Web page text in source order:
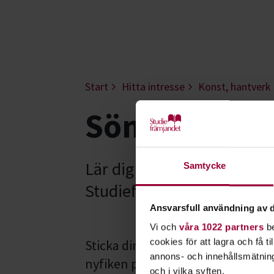
Samtycke
Ansvarsfull användning av
Vi och våra 1022 partners
cookies för att lagra och få
annons- och
och i vilka syften.
Start Hitta intresse Konst,
Sömnad -
Lär dig att sy för
Studiefrämjandet får du
Sticka din egen mössa, eller lär
nyfiken på drapering, stickning